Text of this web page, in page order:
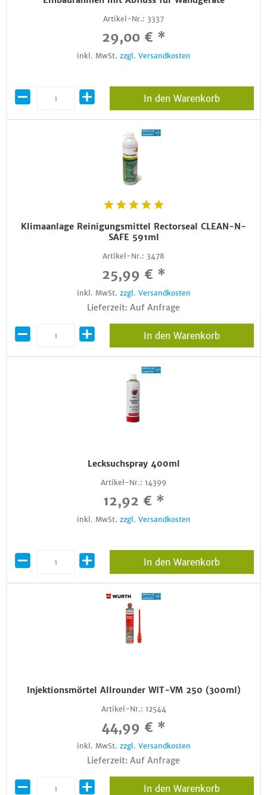
Artikel-Nr.: 3337
29,00 € *
inkl. MwSt. zzgl. Versandkosten
In den Warenkorb
Klimaanlage Reinigungsmittel Rectorseal CLEAN-N-
SAFE 591ml
Artikel-Nr.: 3478
25,99 € *
inkl. MwSt. zzgl. Versandkosten
Lieferzeit: Auf Anfrage
In den Warenkorb
Lecksuchspray 400ml
Artikel-Nr.: 14399
12,92 € *
inkl. MwSt. zzgl. Versandkosten
In den Warenkorb
Injektionsmörtel Allrounder WIT-VM 250 (300ml)
Artikel-Nr.: 12544
44,99 € *
inkl. MwSt. zzgl. Versandkosten
Lieferzeit: Auf Anfrage
In den Warenkorb